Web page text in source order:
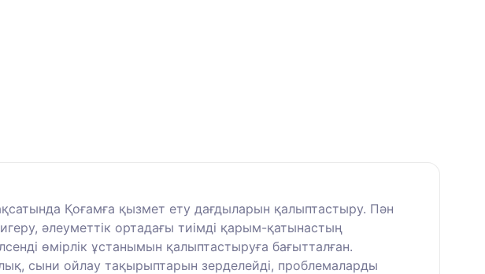
Қоғамға қызмет ету дағдыларын қалыптастыру. Пән
әлеуметтік ортадағы тиімді қарым-қатынастың
өмірлік ұстанымын қалыптастыруға бағытталған.
сыни ойлау тақырыптарын зерделейді, проблемаларды